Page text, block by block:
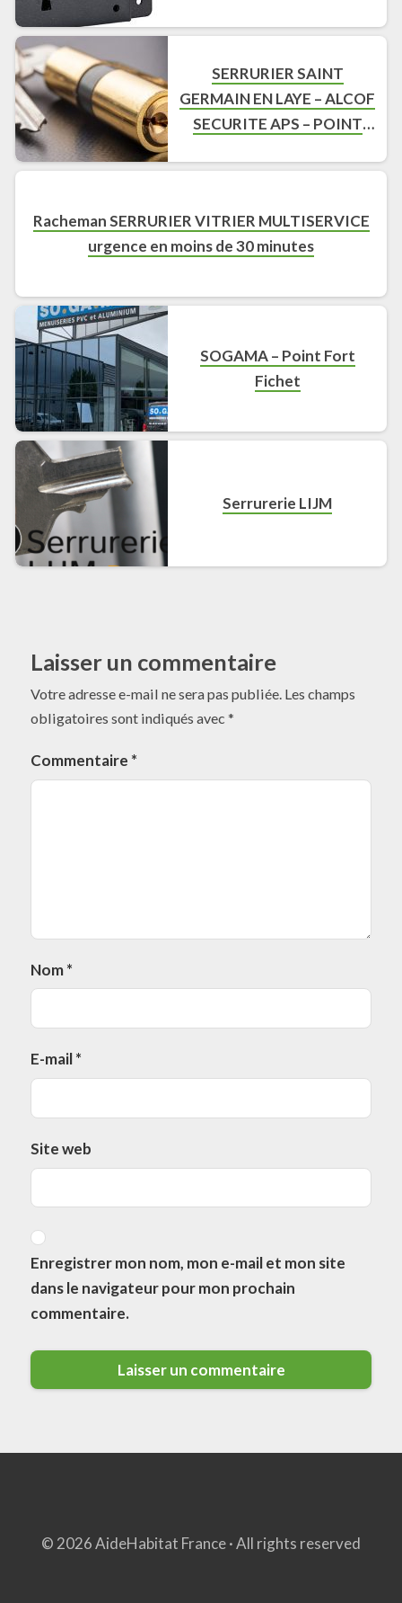
SERRURIER SAINT
GERMAIN EN LAYE – ALCOF
SECURITE APS – POINT
SERRURERIE SAINT
Racheman SERRURIER VITRIER MULTISERVICE
urgence en moins de 30 minutes
SOGAMA – Point Fort
Fichet
Serrurerie LIJM
Laisser un commentaire
Votre adresse e-mail ne sera pas publiée. Les champs
obligatoires sont indiqués avec *
Commentaire *
Nom*
E-mail*
Site web
Enregistrer mon nom, mon e-mail et mon site
dans le navigateur pour mon prochain
commentaire.
© 2026 AideHabitat France · All rights reserved